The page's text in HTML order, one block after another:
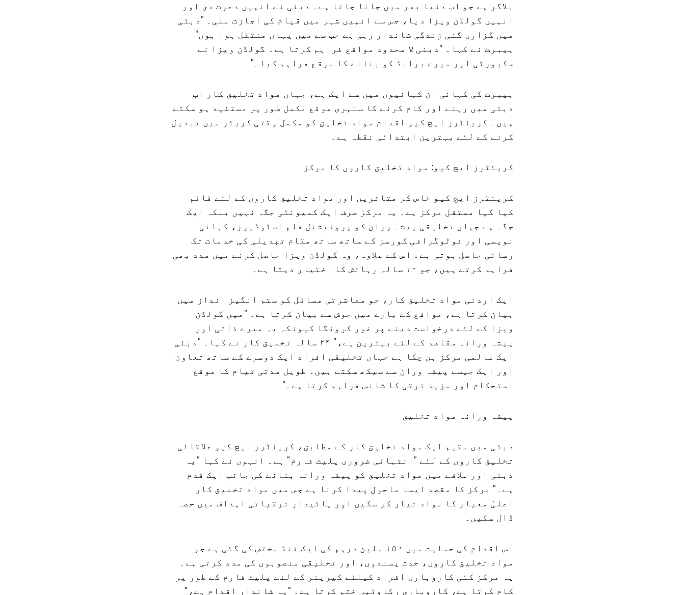
بلاگر ہے جو اب دنیا بھر میں جانا جاتا ہے۔ دبئی نے انہیں دعوت دی اور
انہیں گولڈن ویزا دیا، جس سے انہیں شہر میں قیام کی اجازت ملی۔ "دبئی
میں گزاری گئی زندگی شاندار رہی ہے جب سے میں یہاں منتقل ہوا ہوں"
ہیبرٹ نے کہا۔ "دبئی لا محدود مواقع فراہم کرتا ہے۔ گولڈن ویزا نے
سکیورٹی اور میرے برانڈ کو بنانے کا موقع فراہم کیا۔"
ہیبرٹ کی کہانی ان کہانیوں میں سے ایک ہے، جہاں مواد تخلیق کار اب
دبئی میں رہنے اور کام کرنے کا سنہری موقع مکمل طور پر مستفید ہو سکتے
ہیں۔ کریئٹرز ایچ کیو اقدام مواد تخلیق کو مکمل وقتی کریئر میں تبدیل
کرنے کے لئے بہترین ابتدائی نقطہ ہے۔
کریئٹرز ایچ کیو: مواد تخلیق کاروں کا مرکز
کریئٹرز ایچ کیو خاص کر متاثرین اور مواد تخلیق کاروں کے لئے قائم
کیا گیا مستقل مرکز ہے۔ یہ مرکز صرف ایک کمیونٹی جگہ نہیں بلکہ ایک
جگہ ہے جہاں تخلیقی پیشہ وران کو پروفیشنل فلم اسٹوڈیوز، کہانی
نویسی اور فوٹوگرافی کورسز کے ساتھ ساتھ مقام تبدیلی کی خدمات تک
رسائی حاصل ہوتی ہے۔ اس کے علاوہ، وہ گولڈن ویزا حاصل کرنے میں مدد بھی
فراہم کرتے ہیں، جو ۱۰ سالہ رہائش کا اختیار دیتا ہے۔
ایک اردنی مواد تخلیق کار، جو معاشرتی مسائل کو ستم انگیز انداز میں
بیان کرتا ہے، مواقع کے بارے میں جوش سے بیان کرتا ہے۔ "میں گولڈن
ویزا کے لئے درخواست دینے پر غور کرونگا کیونکہ یہ میرے ذاتی اور
پیشہ ورانہ مقاصد کے لئے بہترین ہے،" ۲۴ سالہ تخلیق کار نے کہا۔ "دبئی
ایک عالمی مرکز بن چکا ہے جہاں تخلیقی افراد ایک دوسرے کے ساتھ تعاون
اور ایک جیسے پیشہ وران سے سیکھ سکتے ہیں۔ طویل مدتی قیام کا موقع
استحکام اور مزید ترقی کا شانس فراہم کرتا ہے۔"
پیشہ ورانہ مواد تخلیق
دبئی میں مقیم ایک مواد تخلیق کار کے مطابق، کریئٹرز ایچ کیو علاقائی
تخلیق کاروں کے لئے "انتہائی ضروری پلیٹ فارم" ہے۔ انہوں نے کہا "یہ
دبئی اور علاقے میں مواد تخلیق کو پیشہ ورانہ بنانے کی جانب ایک قدم
ہے۔" مرکز کا مقصد ایسا ماحول پیدا کرنا ہے جس میں مواد تخلیق کار
اعلیٰ معیار کا مواد تیار کر سکیں اور پائیدار ترقیاتی اہداف میں حصہ
ڈال سکیں۔
اس اقدام کی حمایت میں ۱۵۰ ملین درہم کی ایک فنڈ مختص کی گئی ہے جو
مواد تخلیق کاروں، جدت پسندوں، اور تخلیقی منصوبوں کی مدد کرتی ہے۔
یہ مرکز کئی کاروباری افراد کیلئے کیریئر کے لئے پلیٹ فارم کے طور پر
کام کرتا ہے، کاروباری رکاوٹیں ختم کرتا ہے۔ "یہ شاندار اقدام ہے،"